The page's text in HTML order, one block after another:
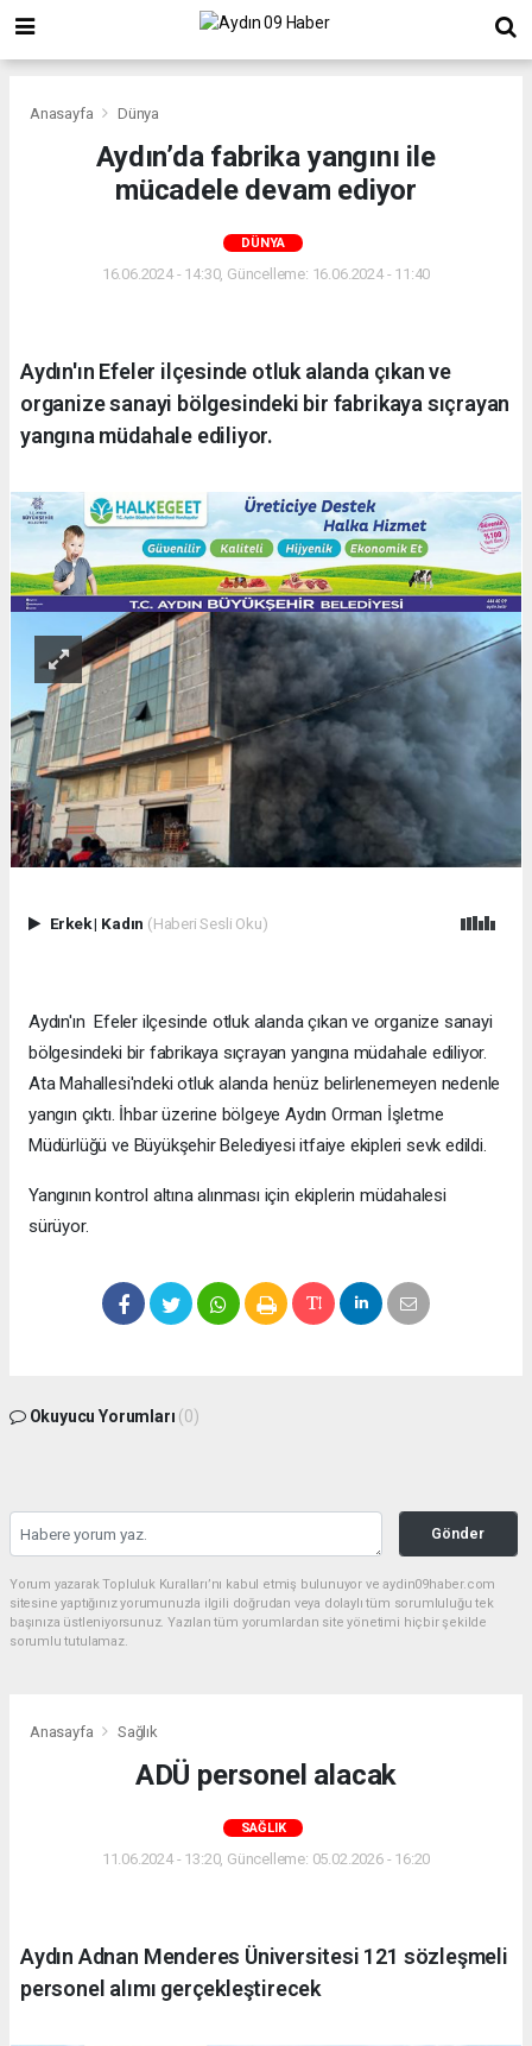
Anasayfa Dünya
Aydın’da fabrika yangını ile
mücadele devam ediyor
DÜNYA
16.06.2024 - 14:30, Güncelleme: 16.06.2024 - 11:40
Aydın'ın Efeler ilçesinde otluk alanda çıkan ve
organize sanayi bölgesindeki bir fabrikaya sıçrayan
yangına müdahale ediliyor.
Erkek| Kadın (Haberi Sesli Oku)
Aydın'ın Efeler ilçesinde otluk alanda çıkan ve organize sanayi
bölgesindeki bir fabrikaya sıçrayan yangına müdahale ediliyor.
Ata Mahallesi'ndeki otluk alanda henüz belirlenemeyen nedenle
yangın çıktı. İhbar üzerine bölgeye Aydın Orman İşletme
Müdürlüğü ve Büyükşehir Belediyesi itfaiye ekipleri sevk edildi.
Yangının kontrol altına alınması için ekiplerin müdahalesi
sürüyor.
Okuyucu Yorumları (0)
Gönder
Yorum yazarak Topluluk Kuralları’nı kabul etmiş bulunuyor ve aydin09haber.com
sitesine yaptığınız yorumunuzla ilgili doğrudan veya dolaylı tüm sorumluluğu tek
başınıza üstleniyorsunuz. Yazılan tüm yorumlardan site yönetimi hiçbir şekilde
sorumlu tutulamaz.
Anasayfa Sağlık
ADÜ personel alacak
SAĞLIK
11.06.2024 - 13:20, Güncelleme: 05.02.2026 - 16:20
Aydın Adnan Menderes Üniversitesi 121 sözleşmeli
personel alımı gerçekleştirecek